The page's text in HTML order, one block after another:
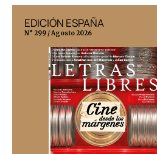
EDICIÓN ESPAÑA
N° 299 / Agosto 2026